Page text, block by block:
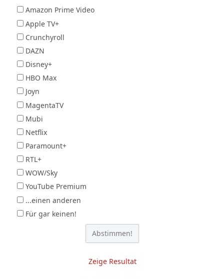
Amazon Prime Video
Apple TV+
Crunchyroll
DAZN
Disney+
HBO Max
Joyn
MagentaTV
Mubi
Netflix
Paramount+
RTL+
WOW/Sky
YouTube Premium
...einen anderen
Für gar keinen!
Zeige Resultat